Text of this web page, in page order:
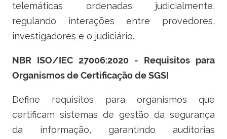
telemáticas ordenadas judicialmente,
regulando interações entre provedores,
investigadores e o judiciário.
NBR ISO/IEC 27006:2020 - Requisitos para
Organismos de Certificação de SGSI
Define requisitos para organismos que
certificam sistemas de gestão da segurança
da informação, garantindo auditorias